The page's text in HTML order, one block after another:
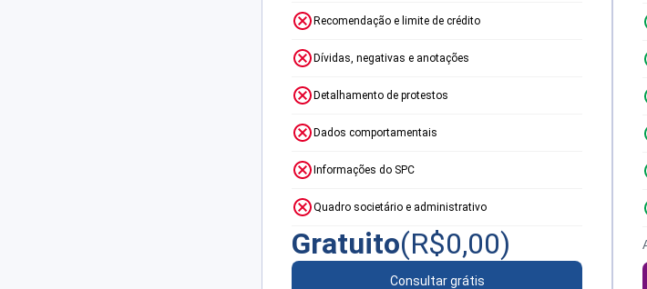
Recomendação e limite de crédito
Dívidas, negativas e anotações
Detalhamento de protestos
Dados comportamentais
Informações do SPC
Quadro societário e administrativo
Gratuito(R$0,00)
Consultar grátis